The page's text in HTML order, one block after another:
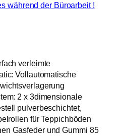
verleimte
Vollautomatische
2 x 3dimensionale
pulverbeschichtet,
für Teppichböden
Gasfeder und Gummi 85